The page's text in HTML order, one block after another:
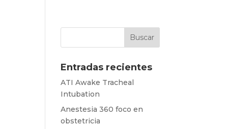
Entradas recientes
ATI Awake Tracheal
Intubation
Anestesia 360 foco en
obstetricia